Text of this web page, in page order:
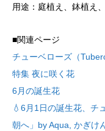
用途：庭植え、鉢植え
■関連ページ
チューベローズ（
特集 夜に咲く花
6月の誕生花
💧6月1日の誕生花、チ
朝へ」by Aqua, かぎけ